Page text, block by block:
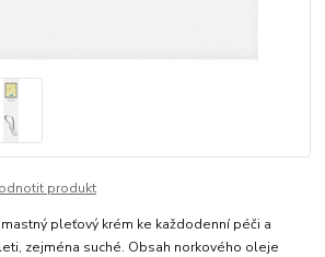
produkt
pleťový krém ke každodenní péči a
zejména suché. Obsah norkového oleje